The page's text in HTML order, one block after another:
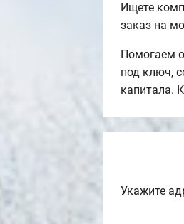
Ищете
заказ на
Помогаем
под ключ,
капитала.
Укажите